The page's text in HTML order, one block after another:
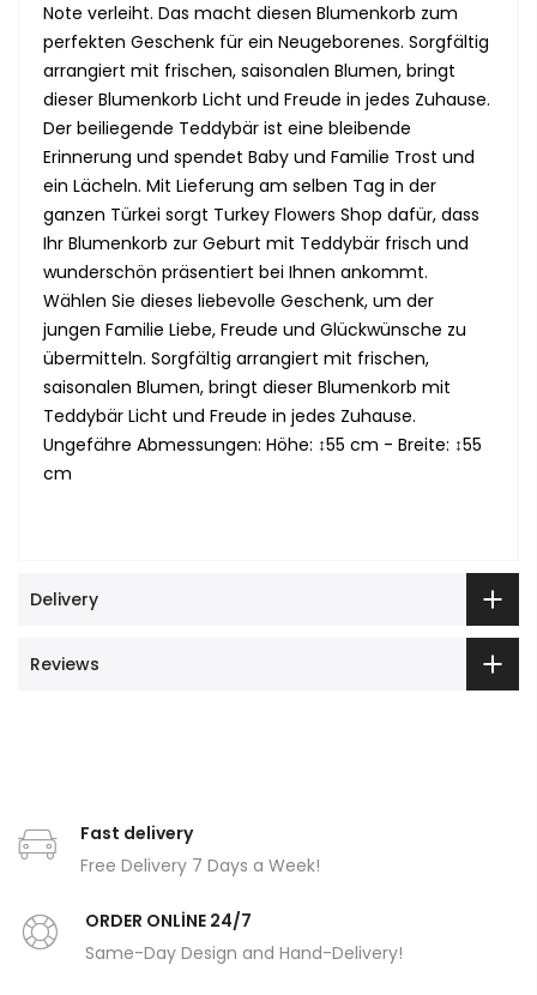
Note verleiht. Das macht diesen Blumenkorb zum
perfekten Geschenk für ein Neugeborenes. Sorgfältig
arrangiert mit frischen, saisonalen Blumen, bringt
dieser Blumenkorb Licht und Freude in jedes Zuhause.
Der beiliegende Teddybär ist eine bleibende
Erinnerung und spendet Baby und Familie Trost und
ein Lächeln. Mit Lieferung am selben Tag in der
ganzen Türkei sorgt Turkey Flowers Shop dafür, dass
Ihr Blumenkorb zur Geburt mit Teddybär frisch und
wunderschön präsentiert bei Ihnen ankommt.
Wählen Sie dieses liebevolle Geschenk, um der
jungen Familie Liebe, Freude und Glückwünsche zu
übermitteln. Sorgfältig arrangiert mit frischen,
saisonalen Blumen, bringt dieser Blumenkorb mit
Teddybär Licht und Freude in jedes Zuhause.
Ungefähre Abmessungen: Höhe: ↕55 cm - Breite: ↕55
cm
Delivery
Reviews
Fast delivery
Free Delivery 7 Days a Week!
ORDER ONLİNE 24/7
Same-Day Design and Hand-Delivery!